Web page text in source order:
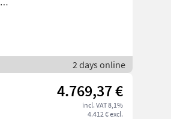
2 days online
4.769,37 €
incl. VAT 8,1%
4.412 € excl.